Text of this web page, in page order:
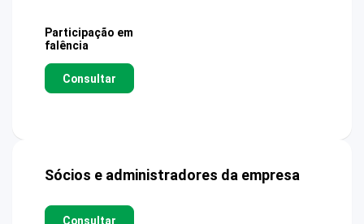
Participação em
falência
Consultar
Sócios e administradores da empresa
Consultar